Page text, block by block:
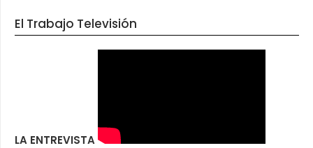
El Trabajo Televisión
LA ENTREVISTA